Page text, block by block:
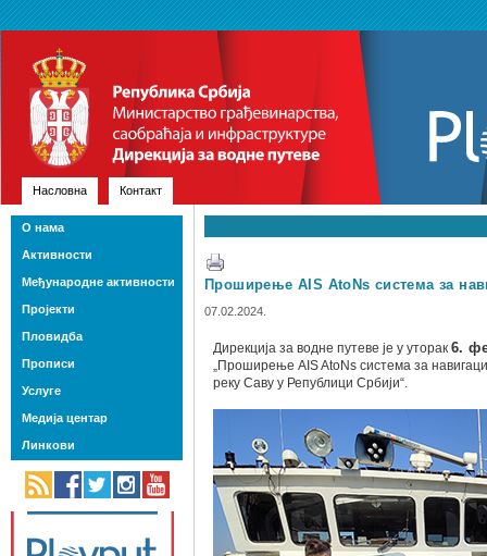
Насловна Контакт
Проширење AIS AtoNs система за
07.02.2024.
Дирекција за водне путеве је у уторак6.
„Проширење AIS AtoNs система за
реку Саву у Републици Србији“.
О нама
Активности
Међународне активности
Пројекти
Пловидба
Прописи
Услуге
Медија центар
Линкови